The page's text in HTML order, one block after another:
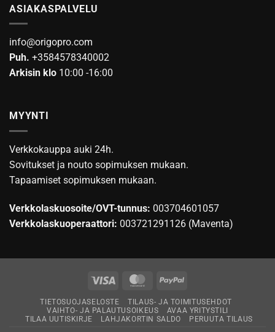
ASIAKASPALVELU
info@origopro.com
Puh. +3584578340002
Arkisin klo 10:00 -16:00
MYYNTI
Verkkokauppa auki 24h.
Sovitukset ja nouto sopimuksen mukaan.
Tapaamiset sopimuksen mukaan.
Verkkolaskuosoite/OVT-tunnus: 003704601057
Verkkolaskuoperaattori: 003721291126 (Maventa)
Visa MasterCardPayPal
TIETOSUOJASELOSTE
TILAUS- JA TOIMITUSEHDOT
VAIHTO- JA PALAUTUSOIKEUS
AVAA YRITYSTILI
TILAA UUTISKIRJE
LAHJAKORTIN SALDO PERUUTA TILAUS